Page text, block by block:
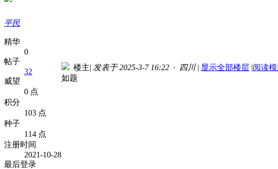
平民
精华
0
帖子
32
威望
0 点
积分
103 点
种子
114 点
注册时间
2021-10-28
最后登录
楼主| 发表于 2025-3-7 16:22 · 四川 | 显示全部楼层 |阅读
如题